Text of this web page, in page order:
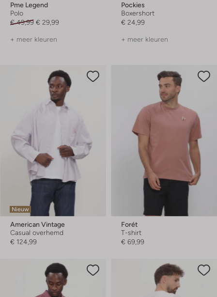
Pme Legend
Polo
€ 49,99 € 29,99
+ meer kleuren
Pockies
Boxershort
€ 24,99
+ meer kleuren
Nieuw
American Vintage
Casual overhemd
€ 124,99
Forét
T-shirt
€ 69,99